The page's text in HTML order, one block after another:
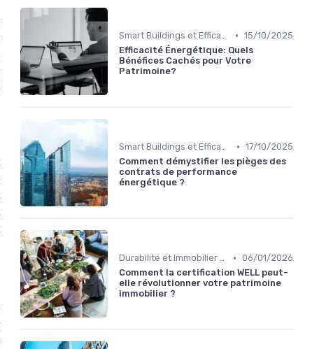
Smart Buildings et Efficacité Énergétique • 15/10/2025
Efficacité Énergétique: Quels
Bénéfices Cachés pour Votre
Patrimoine?
Smart Buildings et Efficacité Énergétique • 17/10/2025
Comment démystifier les pièges des
contrats de performance
énergétique ?
Durabilité et Immobilier Éco-responsable • 06/01/2026
Comment la certification WELL peut-
elle révolutionner votre patrimoine
immobilier ?